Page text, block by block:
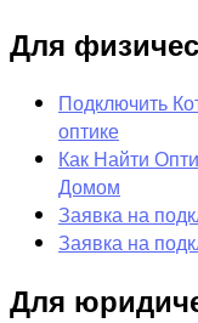
Для
Подключить
оптике
Как Найти
Домом
Заявка на
Заявка на
Для